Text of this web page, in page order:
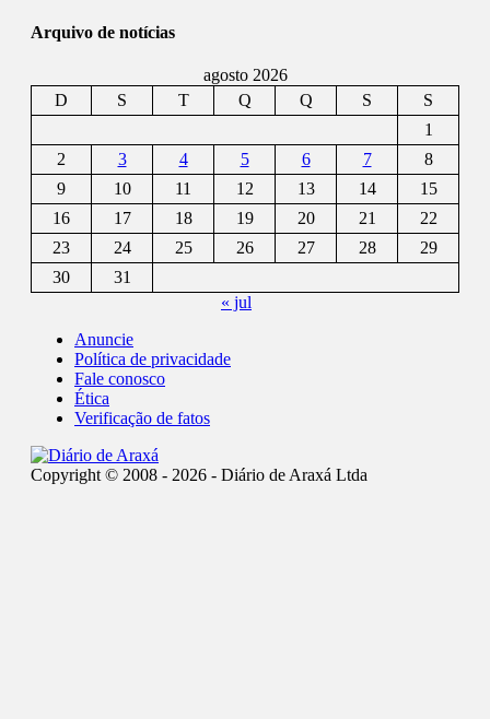
Arquivo de notícias
agosto 2026
D
S T Q Q S
S
1
2
3 4 5 6 7
8
9
10 11 12 13 14
15
16
17 18 19 20 21
22
23
24 25 26 27 28
29
30
31
« jul
Anuncie
Política de privacidade
Fale conosco
Ética
Verificação de fatos
Copyright © 2008 - 2026 - Diário de Araxá Ltda